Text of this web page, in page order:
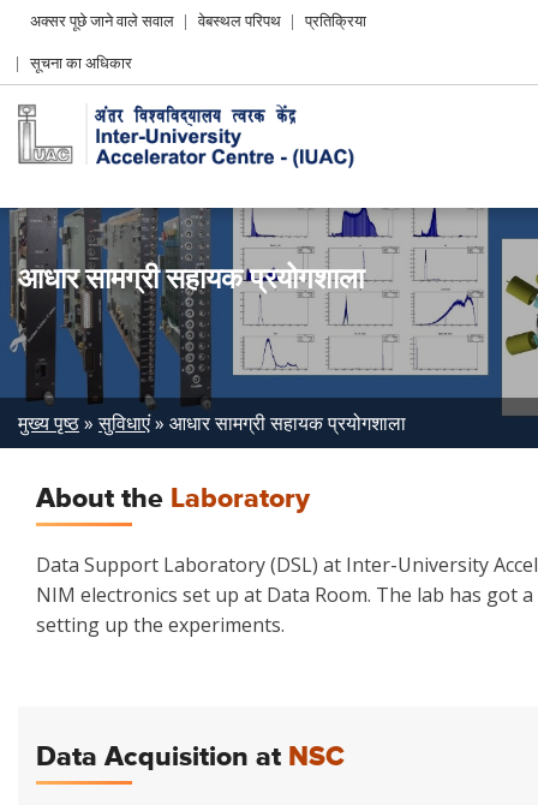
Header
menu
अक्सर पूछे जाने वाले सवाल वेबस्थल परिपथ
प्रतिक्रिया
सूचना का अधिकार
आधार सामग्री सहायक प्रयोगशाला
Breadcrumb
मुख्य पृष्ठ सुविधाएं आधार सामग्री सहायक प्रयोगशाला
About the Laboratory
Data Support Laboratory (DSL) at Inter-University
NIM electronics set up at Data Room. The lab has got
setting up the experiments.
Data Acquisition at NSC